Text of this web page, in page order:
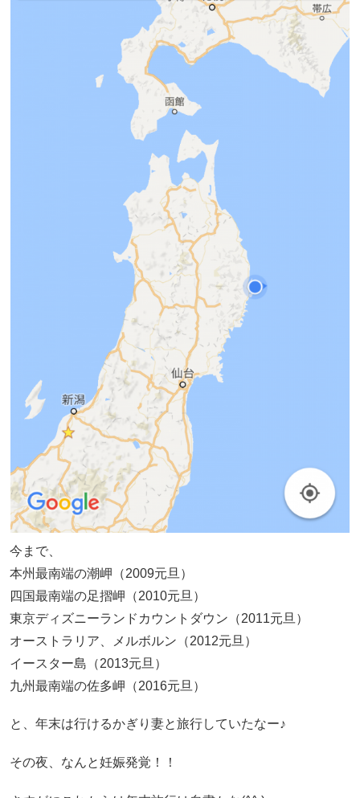
今まで、
本州最南端の潮岬（2009元旦）
四国最南端の足摺岬（2010元旦）
東京ディズニーランドカウントダウン（2011元旦）
オーストラリア、メルボルン（2012元旦）
イースター島（2013元旦）
九州最南端の佐多岬（2016元旦）
と、年末は行けるかぎり妻と旅行していたなー♪
その夜、なんと妊娠発覚！！